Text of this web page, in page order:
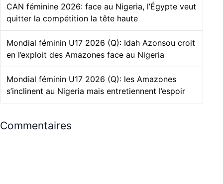
CAN féminine 2026: face au Nigeria, l’Égypte veut
quitter la compétition la tête haute
Mondial féminin U17 2026 (Q): Idah Azonsou croit
en l’exploit des Amazones face au Nigeria
Mondial féminin U17 2026 (Q): les Amazones
s’inclinent au Nigeria mais entretiennent l’espoir
Commentaires